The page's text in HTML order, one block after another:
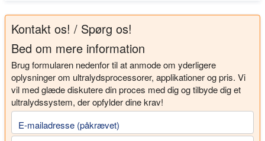
Kontakt os! / Spørg os!
Bed om mere information
Brug formularen nedenfor til at anmode om yderligere
oplysninger om ultralydsprocessorer, applikationer og pris. Vi
vil med glæde diskutere din proces med dig og tilbyde dig et
ultralydssystem, der opfylder dine krav!
E-mailadresse (påkrævet)